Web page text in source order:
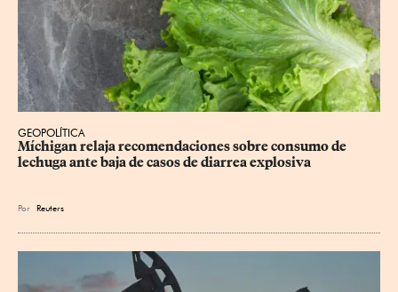
GEOPOLÍTICA
Míchigan relaja recomendaciones sobre consumo de
lechuga ante baja de casos de diarrea explosiva
Por Reuters